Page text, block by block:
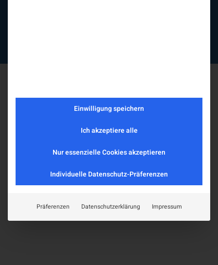
Einwilligung speichern
Ich akzeptiere alle
Nur essenzielle Cookies akzeptieren
Individuelle Datenschutz-Präferenzen
Präferenzen Datenschutzerklärung Impressum